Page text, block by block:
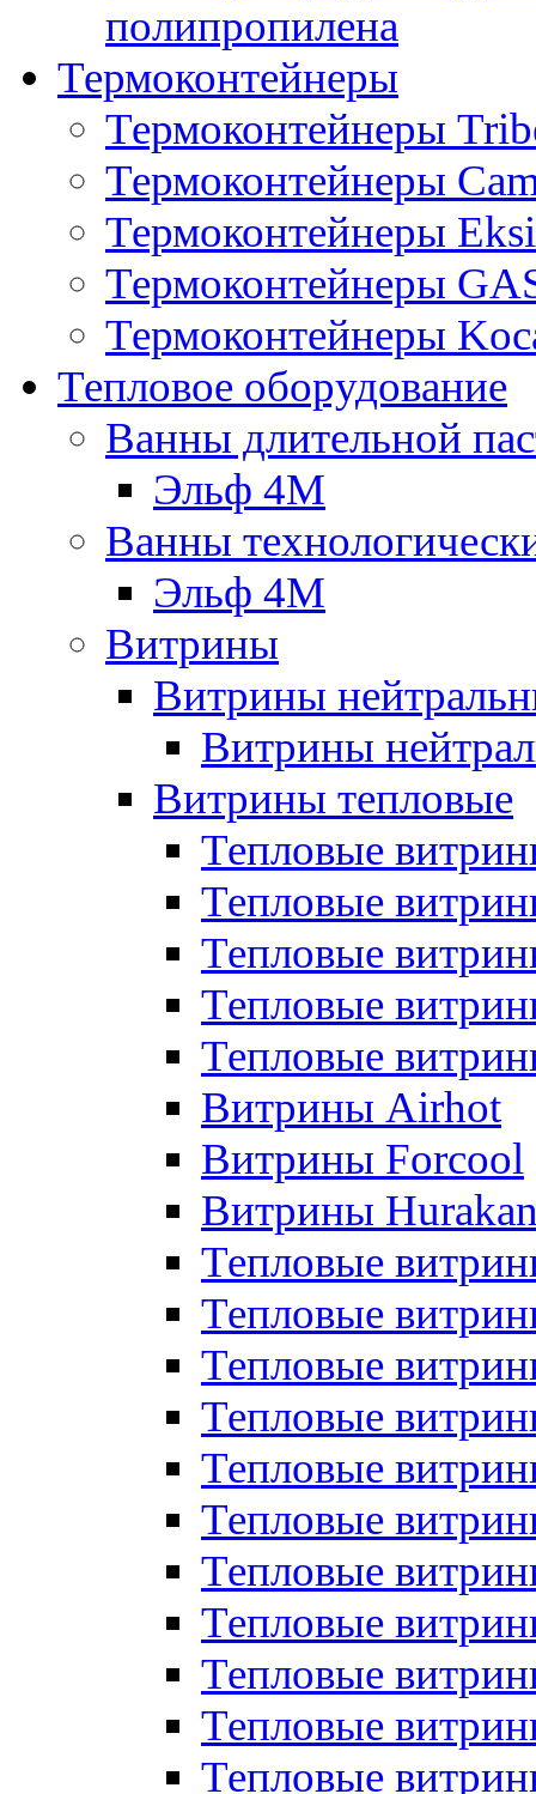
полипропилена
Термоконтейнеры
Термоконтейнеры
Термоконтейнеры
Термоконтейнеры Eksi
Термоконтейнеры
Термоконтейнеры
Тепловое оборудование
Ванны длительной
Эльф 4М
Ванны
Эльф 4М
Витрины
Витрины
Витрины
Витрины тепловые
Тепловые
Тепловые
Тепловые
Тепловые
Тепловые
Витрины Airhot
Витрины Forcool
Витрины
Тепловые
Тепловые
Тепловые
Тепловые
Тепловые
Тепловые
Тепловые
Тепловые
Тепловые
Тепловые
Тепловые